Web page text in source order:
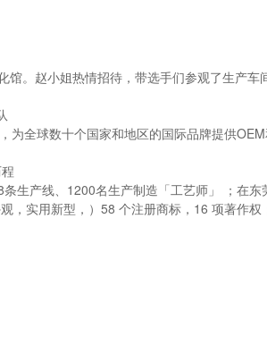
。赵小姐热情招待，带选手们参观了生产车
为全球数十个国家和地区的国际品牌提供
生产线、1200名生产制造「工艺师」 ；在东
，实用新型，）58 个注册商标，16 项著作权